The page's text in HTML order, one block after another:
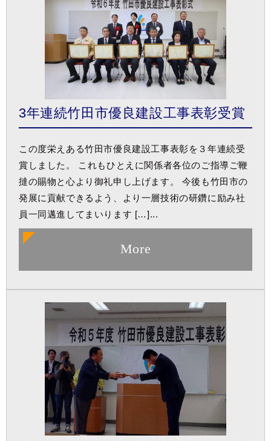
3年連続竹田市優良建設工事表彰受賞
この度栄えある竹田市優良建設工事表彰を３年連続受
賞しました。 これもひとえに関係者各位のご指導ご鞭
撻の賜物と心より御礼申し上げます。 今後も竹田市の
発展に貢献できるよう、より一層技術の研鑽に励み社
員一同邁進してまいります […]...
More